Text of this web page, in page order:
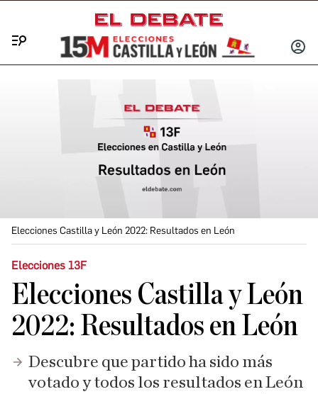
INICIAR
Elecciones Castilla y León 2022: Resultados en León
Elecciones 13F
Elecciones Castilla y León
2022: Resultados en León
Descubre que partido ha sido más
votado y todos los resultados en León